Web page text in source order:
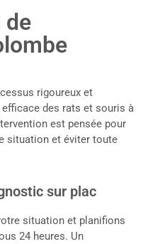
de
rigoureux et
des rats et souris à
est pensée pour
situation et éviter toute
sur plac
situation et planifions
24 heures. Un